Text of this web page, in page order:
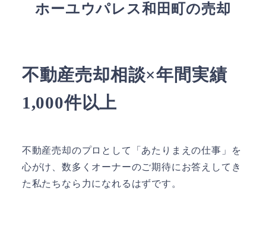
ホーユウパレス和田町の売却
不動産売却相談×年間実績
1,000件以上
不動産売却のプロとして「あたりまえの仕事」を
心がけ、数多くオーナーのご期待にお答えしてき
た私たちなら力になれるはずです。